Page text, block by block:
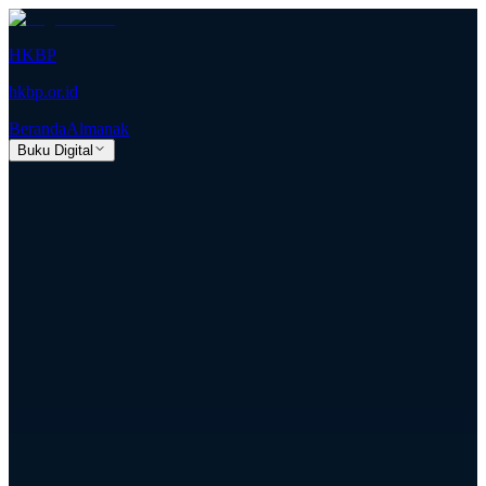
HKBP
hkbp.or.id
BerandaAlmanak
Buku Digital